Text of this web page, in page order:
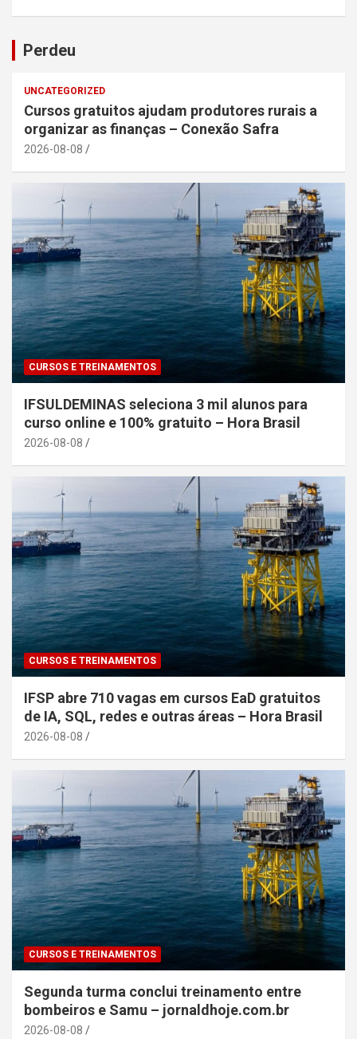
Perdeu
UNCATEGORIZED
Cursos gratuitos ajudam produtores rurais a
organizar as finanças – Conexão Safra
2026-08-08
CURSOS E TREINAMENTOS
IFSULDEMINAS seleciona 3 mil alunos para
curso online e 100% gratuito – Hora Brasil
2026-08-08
CURSOS E TREINAMENTOS
IFSP abre 710 vagas em cursos EaD gratuitos
de IA, SQL, redes e outras áreas – Hora Brasil
2026-08-08
CURSOS E TREINAMENTOS
Segunda turma conclui treinamento entre
bombeiros e Samu – jornaldhoje.com.br
2026-08-08